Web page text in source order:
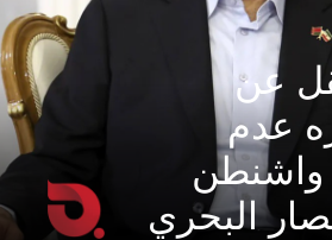
عن
عدم
واشنطن
البحري